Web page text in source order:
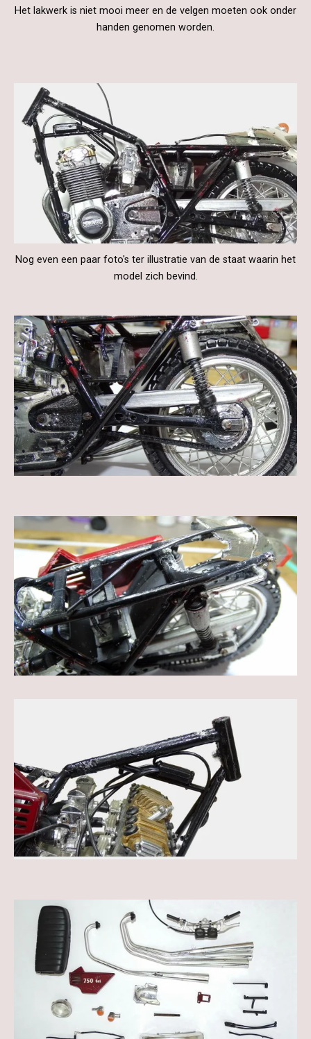
Het lakwerk is niet mooi meer en de velgen moeten ook onder
handen genomen worden.
Nog even een paar foto's ter illustratie van de staat waarin het
model zich bevind.